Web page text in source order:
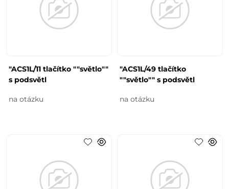
"ACS1L/11 tlačítko ""světlo""
s podsvětl
na otázku
"ACS1L/49 tlačítko
""světlo"" s podsvětl
na otázku